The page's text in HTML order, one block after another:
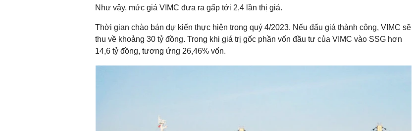
Như vậy, mức giá VIMC đưa ra gấp tới 2,4 lần thị giá.
Thời gian chào bán dự kiến thực hiện trong quý 4/2023. Nếu đấu giá thành công, VIMC sẽ
thu về khoảng 30 tỷ đồng. Trong khi giá trị gốc phần vốn đầu tư của VIMC vào SSG hơn
14,6 tỷ đồng, tương ứng 26,46% vốn.